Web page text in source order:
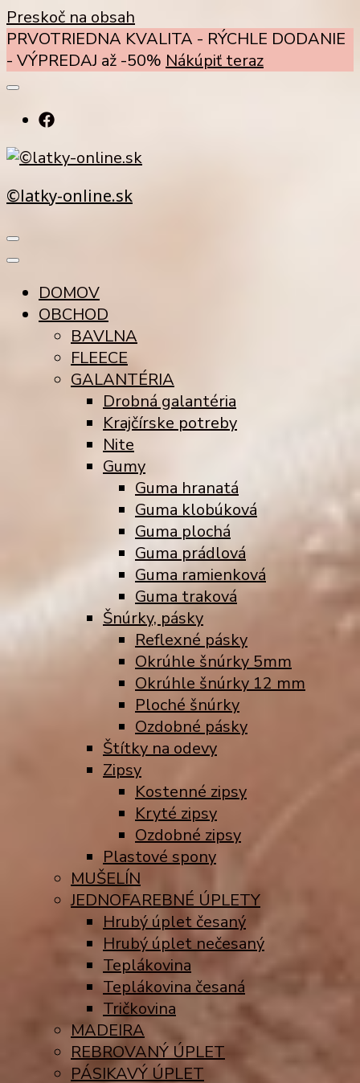
Preskoč na obsah
PRVOTRIEDNA KVALITA - RÝCHLE DODANIE
- VÝPREDAJ až -50% Nákúpiť teraz
©latky-online.sk
DOMOV
OBCHOD
BAVLNA
FLEECE
GALANTÉRIA
Drobná galantéria
Krajčírske potreby
Nite
Gumy
Guma hranatá
Guma klobúková
Guma plochá
Guma prádlová
Guma ramienková
Guma traková
Šnúrky, pásky
Reflexné pásky
Okrúhle šnúrky 5mm
Okrúhle šnúrky 12 mm
Ploché šnúrky
Ozdobné pásky
Štítky na odevy
Zipsy
Kostenné zipsy
Kryté zipsy
Ozdobné zipsy
Plastové spony
MUŠELÍN
JEDNOFAREBNÉ ÚPLETY
Hrubý úplet česaný
Hrubý úplet nečesaný
Teplákovina
Teplákovina česaná
Tričkovina
MADEIRA
REBROVANÝ ÚPLET
PÁSIKAVÝ ÚPLET